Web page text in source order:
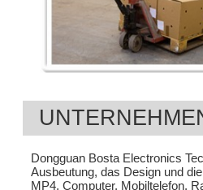
Dongguan Bosta Electronics
Ausbeutung, das Design und
MP4, Computer, Mobiltelefon,